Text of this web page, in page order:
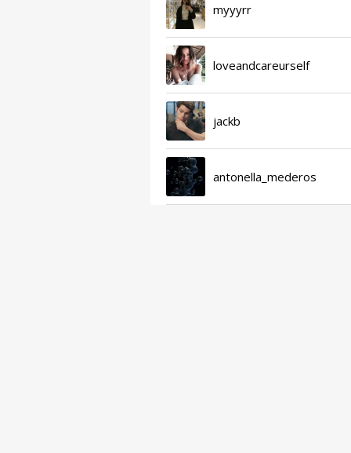
myyyrr
loveandcareurself
jackb
antonella_mederos